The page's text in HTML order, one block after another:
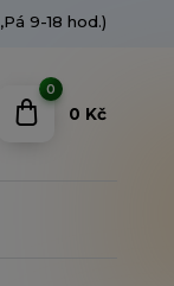
9-18 hod.)
0
0 Kč